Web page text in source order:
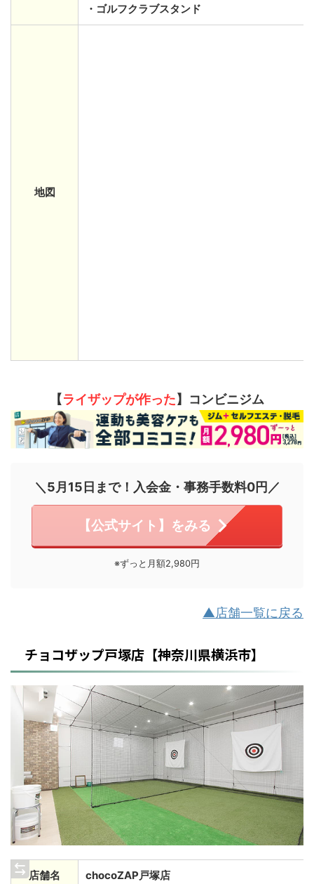
・ゴルフクラブスタンド
地図
【ライザップが作った】コンビニジム
＼5月15日まで！入会金・事務手数料0円／
【公式サイト】をみる
※ずっと月額2,980円
▲店舗一覧に戻る
チョコザップ戸塚店【神奈川県横浜市】
店舗名 chocoZAP戸塚店